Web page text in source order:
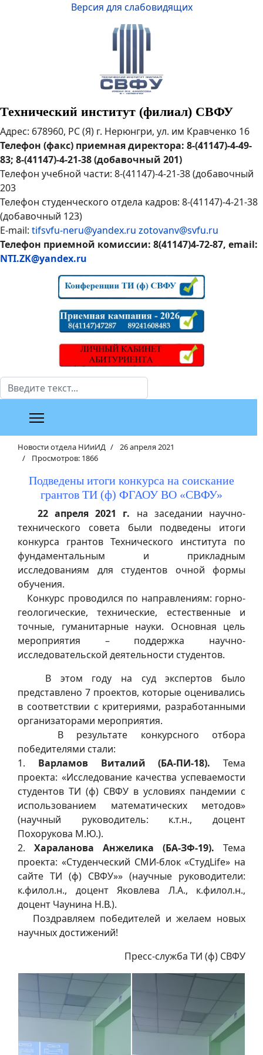
Версия для слабовидящих
Технический институт (филиал) СВФУ
Адрес: 678960, РС (Я) г. Нерюнгри, ул. им Кравченко 16
Телефон (факс) приемная директора: 8-(41147)-4-49-
83; 8-(41147)-4-21-38 (добавочный 201)
Телефон учебной части: 8-(41147)-4-21-38 (добавочный
203
Телефон студенческого отдела кадров: 8-(41147)-4-21-38
(добавочный 123)
E-mail: tifsvfu-neru@yandex.ru zotovanv@svfu.ru
Телефон приемной комиссии: 8(41147)4-72-87, email:
NTI.ZK@yandex.ru
Поиск
Новости отдела НИиИД
26 апреля 2021
Просмотров: 1866
Подведены итоги конкурса на соискание
грантов ТИ (ф) ФГАОУ ВО «СВФУ»
22 апреля 2021 г. на заседании научно-
технического совета были подведены итоги
конкурса грантов Технического института по
фундаментальным и прикладным
исследованиям для студентов очной формы
обучения.
Конкурс проводился по направлениям: горно-
геологические, технические, естественные и
точные, гуманитарные науки. Основная цель
мероприятия – поддержка научно-
исследовательской деятельности студентов.
В этом году на суд экспертов было
представлено 7 проектов, которые оценивались
в соответствии с критериями, разработанными
организаторами мероприятия.
В результате конкурсного отбора
победителями стали:
1. Варламов Виталий (БА-ПИ-18). Тема
проекта: «Исследование качества успеваемости
студентов ТИ (ф) СВФУ в условиях пандемии с
использованием математических методов»
(научный руководитель: к.т.н., доцент
Похорукова М.Ю.).
2. Хараланова Анжелика (БА-ЗФ-19). Тема
проекта: «Студенческий СМИ-блок «СтудLife» на
сайте ТИ (ф) СВФУ»» (научные руководители:
к.филол.н., доцент Яковлева Л.А., к.филол.н.,
доцент Чаунина Н.В.).
Поздравляем победителей и желаем новых
научных достижений!
Пресс-служба ТИ (ф) СВФУ